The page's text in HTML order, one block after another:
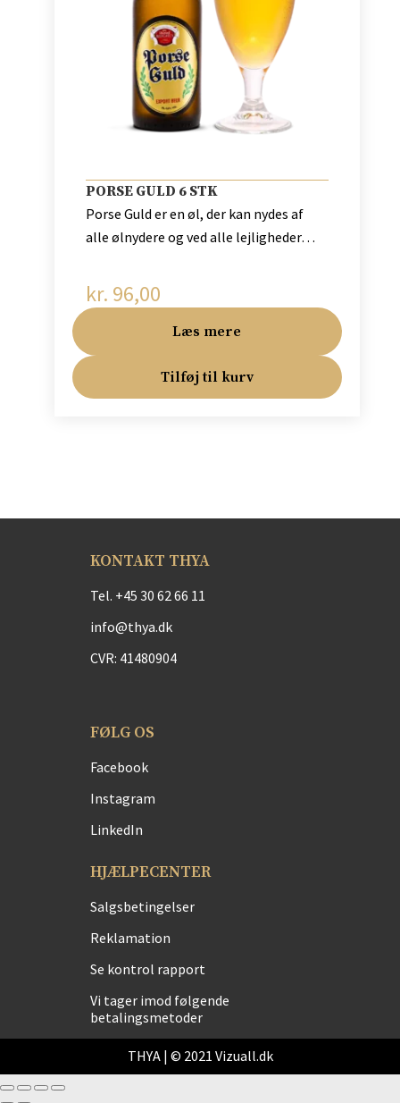
PORSE GULD 6 STK
Porse Guld er en øl, der kan nydes af
alle ølnydere og ved alle lejligheder…
kr. 96,00
Læs mere
Tilføj til kurv
KONTAKT THYA
Tel. +45 30 62 66 11
info@thya.dk
CVR: 41480904
FØLG OS
Facebook
Instagram
LinkedIn
HJÆLPECENTER
Salgsbetingelser
Reklamation
Se kontrol rapport
Vi tager imod følgende
betalingsmetoder
THYA | © 2021 Vizuall.dk